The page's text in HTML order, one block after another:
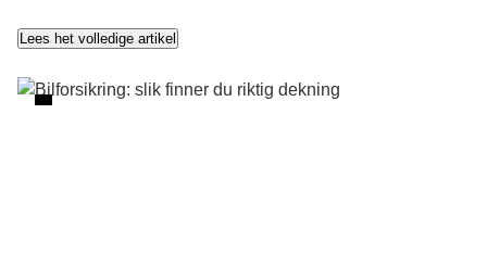
Lees het volledige artikel